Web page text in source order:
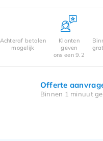
Achteraf betalen
mogelijk
Klanten
geven
ons een 9.2
Offerte
Binnen 1 minuut